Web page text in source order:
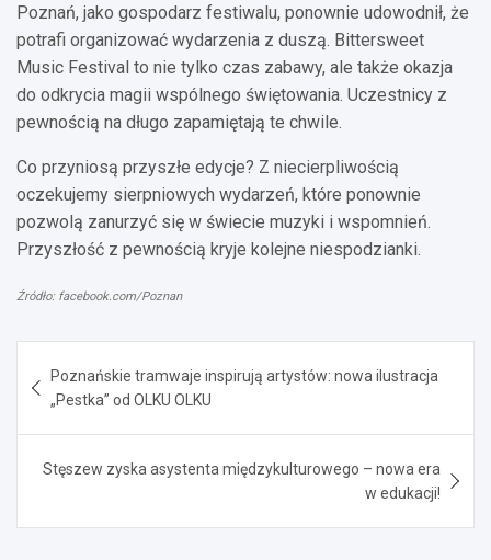
Poznań, jako gospodarz festiwalu, ponownie udowodnił, że
potrafi organizować wydarzenia z duszą. Bittersweet
Music Festival to nie tylko czas zabawy, ale także okazja
do odkrycia magii wspólnego świętowania. Uczestnicy z
pewnością na długo zapamiętają te chwile.
Co przyniosą przyszłe edycje? Z niecierpliwością
oczekujemy sierpniowych wydarzeń, które ponownie
pozwolą zanurzyć się w świecie muzyki i wspomnień.
Przyszłość z pewnością kryje kolejne niespodzianki.
Źródło: facebook.com/Poznan
wpisu
Poznańskie tramwaje inspirują artystów: nowa ilustracja
„Pestka” od OLKU OLKU
Stęszew zyska asystenta międzykulturowego – nowa era
w edukacji!